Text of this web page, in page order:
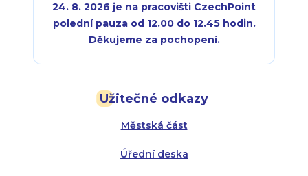
Užitečné odkazy
Městská část
Úřední deska
24. 8. 2026 je na pracovišti CzechPoint
polední pauza od 12.00 do 12.45 hodin.
Děkujeme za pochopení.
Úterý:
Středa:
Čtvrtek:
Úterý:
Středa:
Čtvrtek: